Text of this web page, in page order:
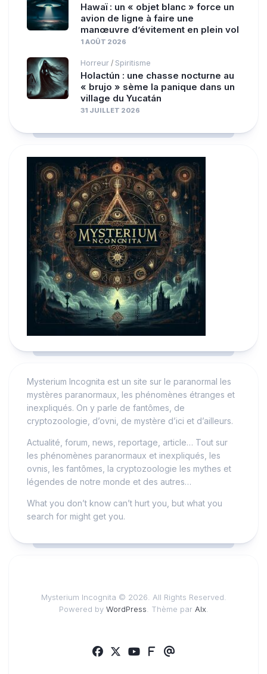
Hawaï : un « objet blanc » force un
avion de ligne à faire une
manœuvre d’évitement en plein vol
1 AOÛT 2026
Horreur / Spiritisme
Holactún : une chasse nocturne au
« brujo » sème la panique dans un
village du Yucatán
31 JUILLET 2026
Mysterium Incognita est un site sur le paranormal les
mystères paranormaux, les phénomènes étranges et
inexpliqués. On y parle de fantômes, de
cryptozoologie, d’ovni, de mystère d’ici et d’ailleurs.
Actualité, forum, news, reportage, article… Tout sur
les phénomènes paranormaux et inexpliqués, les
ovnis, les fantômes, la cryptozoologie les mythes et
légendes de notre monde et des autres…
What you don’t know can’t hurt you, but what you
search for might get you.
Mysterium Incognita © 2026. All Rights Reserved.
Powered by WordPress . Thème par Alx